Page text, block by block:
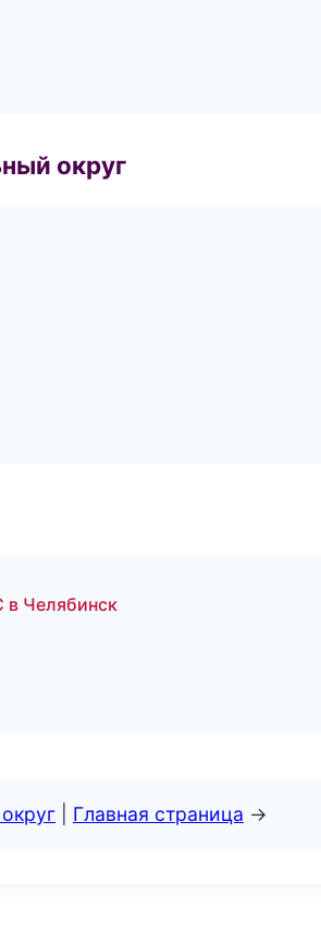
округ
в Челябинск
Главная страница →